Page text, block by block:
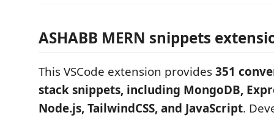
ASHABB MERN snippets
This VSCode extension provides351
stack snippets, including MongoDB,
Node.js, TailwindCSS, and JavaScript.